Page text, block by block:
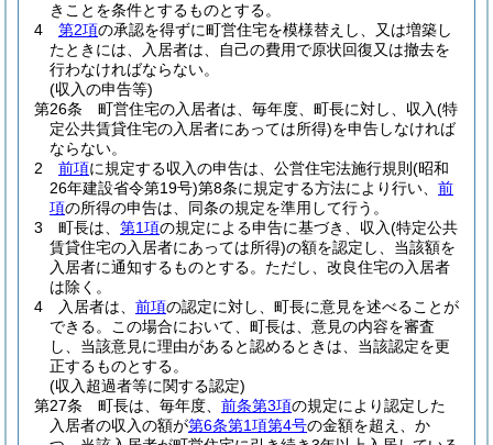
きことを条件とするものとする。
4
第2項の承認を得ずに町営住宅を模様替えし、又は増築し
たときには、入居者は、自己の費用で原状回復又は撤去を
行わなければならない。
(収入の申告等)
第26条
町営住宅の入居者は、毎年度、町長に対し、収入(特
定公共賃貸住宅の入居者にあっては所得)を申告しなければ
ならない。
2
前項に規定する収入の申告は、公営住宅法施行規則 (昭和
26年建設省令第19号)第8条に規定する方法により行い、 前
項の所得の申告は、同条の規定を準用して行う。
3
町長は、 第1項の規定による申告に基づき、収入(特定公共
賃貸住宅の入居者にあっては所得)の額を認定し、当該額を
入居者に通知するものとする。 ただし、改良住宅の入居者
は除く。
4
入居者は、 前項の認定に対し、町長に意見を述べることが
できる。
この場合において、町長は、意見の内容を審査
し、当該意見に理由があると認めるときは、当該認定を更
正するものとする。
(収入超過者等に関する認定)
第27条
町長は、毎年度、 前条第3項の規定により認定した
入居者の収入の額が第6条第1項第4号の金額を超え、か